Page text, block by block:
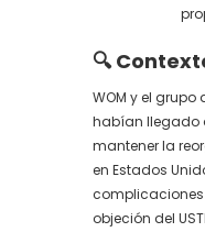
🔍
WOM y el
habían llegado
mantener la
en Estados
objeción del